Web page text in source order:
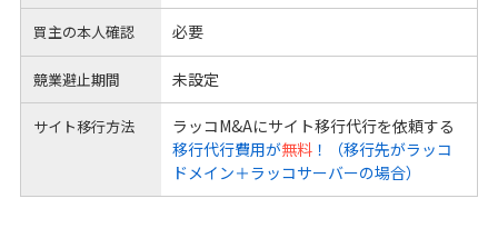
買主の本人確認 必要
競業避止期間 未設定
サイト移行方法
ラッコM&Aにサイト移行代行を依頼する
移行代行費用が無料！（移行先がラッコ
ドメイン＋ラッコサーバーの場合）